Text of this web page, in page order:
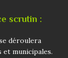
scrutin :
déroulera
et municipales.